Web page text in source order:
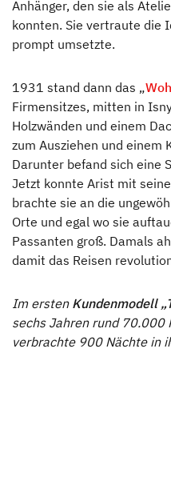
Anhänger, den sie als
konnten. Sie vertraute die
prompt umsetzte.
1931 stand dann das „
Firmensitzes, mitten in
Holzwänden und einem
zum Ausziehen und einem
Darunter befand sich eine
Jetzt konnte Arist mit
brachte sie an die
Orte und egal wo sie
Passanten groß. Damals
damit das Reisen
Im ersten Kundenmodell
sechs Jahren rund 70.000
verbrachte 900 Nächte in